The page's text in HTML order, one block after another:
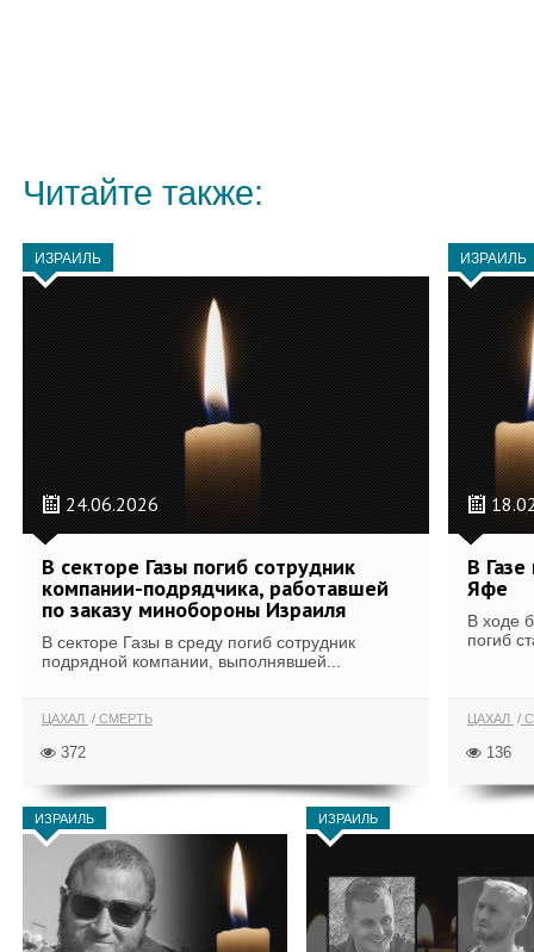
Читайте также:
ИЗРАИЛЬ
24.06.2026
В секторе Газы погиб сотрудник
компании-подрядчика, работавшей
по заказу минобороны Израиля
В секторе Газы в среду погиб сотрудник
подрядной компании, выполнявшей...
ЦАХАЛ СМЕРТЬ
372
ИЗРАИЛЬ
В
Яфе
В ходе
погиб
ЦАХАЛ
136
ИЗРАИЛЬ ИЗРАИЛЬ